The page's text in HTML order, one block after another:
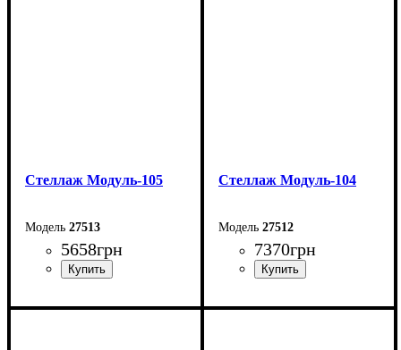
Стеллаж Модуль-105
27513
5658грн
Ширина: 60 см
Стеллаж Модуль-104
27512
7370грн
Ширина: 90 см